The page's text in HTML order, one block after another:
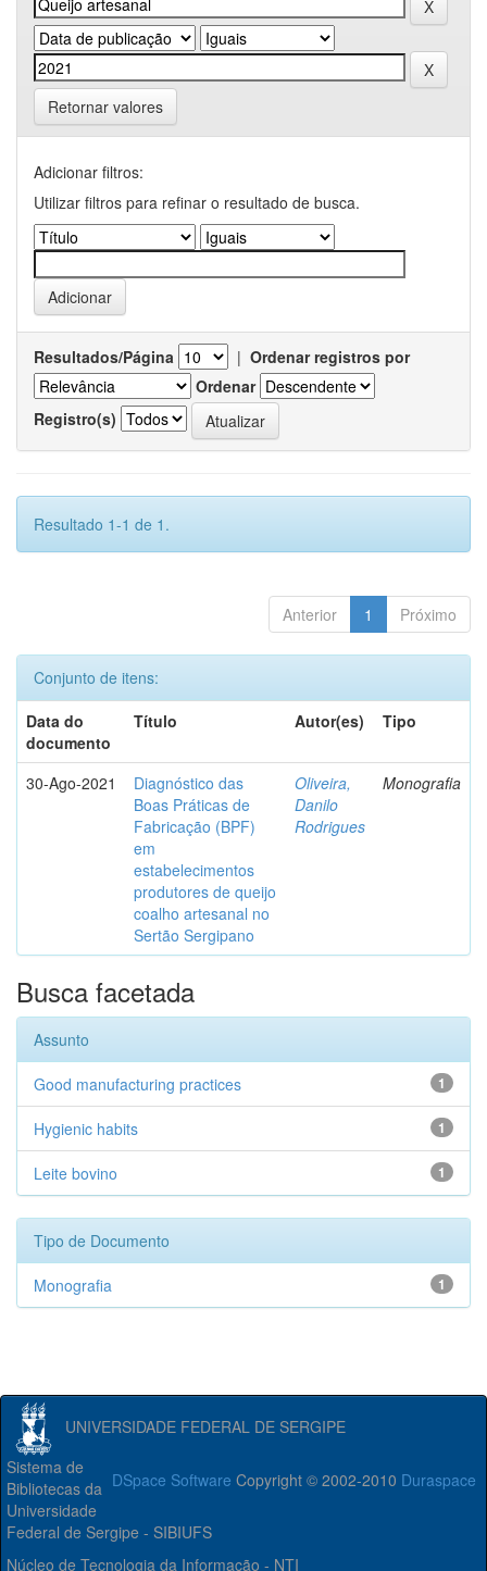
Retornar valores
Adicionar filtros:
Utilizar filtros para refinar o resultado de busca.
Resultados/Página | Ordenar registros por
Ordenar
Registro(s)
Resultado 1-1 de 1.
Anterior 1 Próximo
Conjunto de itens:
Data do
documento
Título Autor(es) Tipo
30-Ago-2021
Diagnóstico das
Boas Práticas de
Fabricação (BPF)
em
estabelecimentos
produtores de queijo
coalho artesanal no
Sertão Sergipano
Oliveira,
Danilo
Rodrigues
Monografia
Busca facetada
Assunto
1
Good manufacturing practices
1
Hygienic habits
1
Leite bovino
Tipo de Documento
1
Monografia
UNIVERSIDADE FEDERAL DE SERGIPE
DSpace Software Copyright © 2002-2010 Duraspace
Sistema de
Bibliotecas da
Universidade
Federal de Sergipe - SIBIUFS
Núcleo de Tecnologia da Informação - NTI